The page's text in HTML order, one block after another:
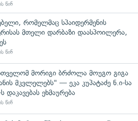
წინ
რომელმაც სპაიდერმენის
მთელი დარბაზი დაასპოილერა,
წინ
მორიგი ბრძოლა მოუგო გიგა
მკვლელებს" — ეკა კუპატაძე ნ.ი-სა
დაკავებას ეხმაურება
წინ